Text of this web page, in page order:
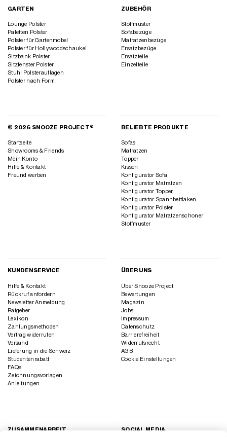
GARTEN
Lounge Polster
Paletten Polster
Polster für Gartenmöbel
Polster für Hollywoodschaukel
Sitzbank Polster
Sitzfenster Polster
Stuhl Polsterauflagen
Polster nach Form
ZUBEHÖR
Stoffmuster
Sofabezüge
Matratzenbezüge
Ersatzbezüge
Ersatzteile
Einzelteile
© 2026 SNOOZE PROJECT®
Startseite
Showrooms & Friends
Mein Konto
Hilfe & Kontakt
Freund werben
BELIEBTE PRODUKTE
Sofas
Matratzen
Topper
Kissen
Konfigurator Sofa
Konfigurator Matratzen
Konfigurator Topper
Konfigurator Spannbettlaken
Konfigurator Polster
Konfigurator Matratzenschoner
Stoffmuster
KUNDENSERVICE
Hilfe & Kontakt
Rückruf anfordern
Newsletter Anmeldung
Ratgeber
Lexikon
Zahlungsmethoden
Vertrag widerrufen
Versand
Lieferung in die Schweiz
Studentenrabatt
FAQs
Zeichnungsvorlagen
Anleitungen
ÜBER UNS
Über Snooze Project
Bewertungen
Magazin
Jobs
Impressum
Datenschutz
Barrierefreiheit
Widerrufsrecht
AGB
Cookie Einstellungen
ZUSAMMENARBEIT SOCIAL MEDIA